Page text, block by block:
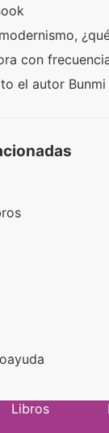
con
el autor
Libros